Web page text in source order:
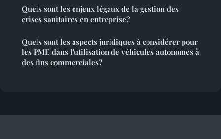
Quels sont les enjeux légaux de la gestion des
crises sanitaires en entreprise?
Quels sont les aspects juridiques à considérer pour
les PME dans l'utilisation de véhicules autonomes à
des fins commerciales?